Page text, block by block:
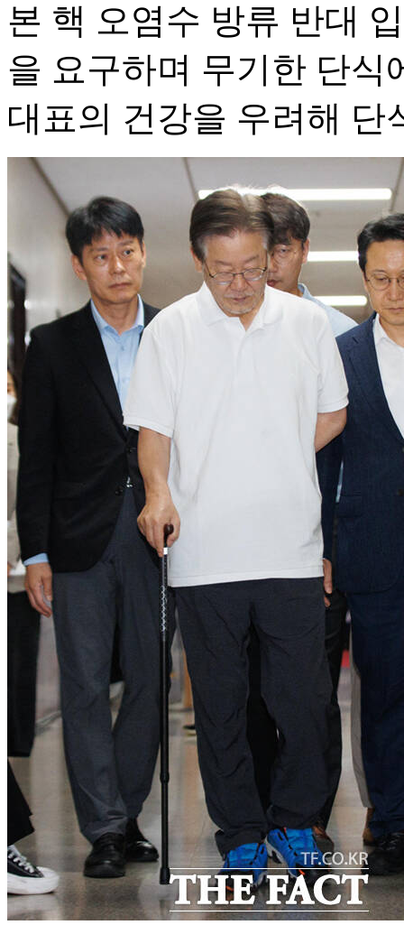
본 핵 오염수 방류 반대
을 요구하며 무기한 단식
대표의 건강을 우려해 단